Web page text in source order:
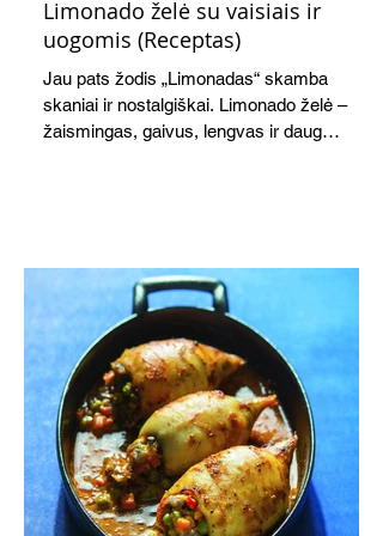
Limonado želė su vaisiais ir
uogomis (Receptas)
Jau pats žodis „Limonadas“ skamba
skaniai ir nostalgiškai. Limonado želė –
žaismingas, gaivus, lengvas ir daug